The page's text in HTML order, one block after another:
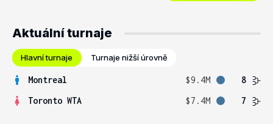
Aktuální turnaje
Hlavní turnaje Turnaje nižší úrovně
Montreal $9.4M
8
Toronto WTA
$7.4M 7